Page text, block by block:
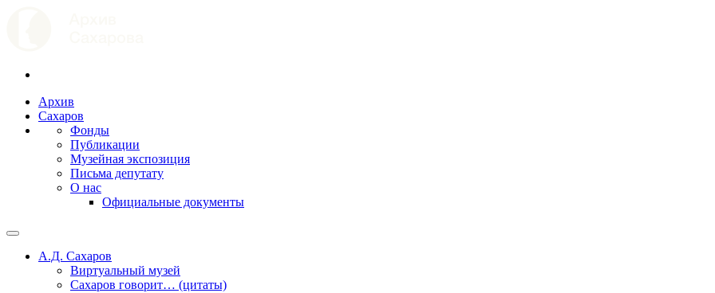
Архив
Сахаров
Фонды
Публикации
Музейная экспозиция
Письма депутату
О нас
Официальные документы
А.Д. Сахаров
Виртуальный музей
Сахаров говорит… (цитаты)